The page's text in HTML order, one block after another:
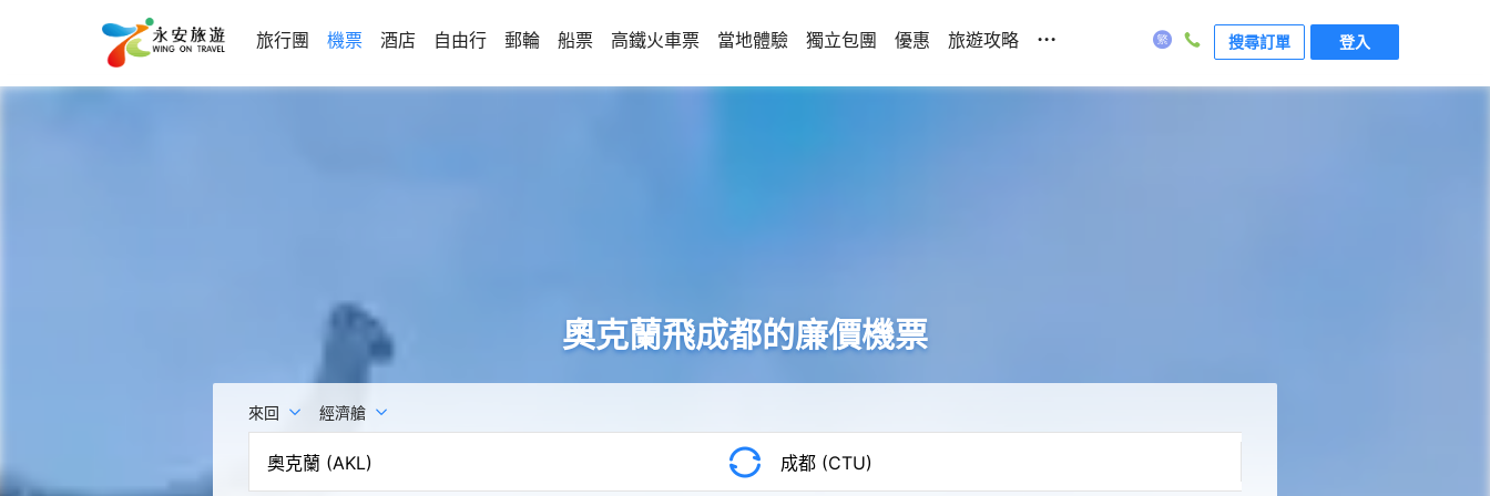
旅行團 機票 酒店 自由行 郵輪 船票 高鐵火車票 當地體驗 獨立包團 優惠 旅遊攻略 ... 搜尋訂單 登入
奧克蘭飛成都的廉價機票
來回 經濟艙